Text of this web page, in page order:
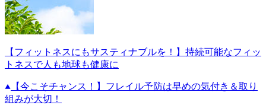
【フィットネスにもサスティナブルを！】持続可能なフィッ
トネスで人も地球も健康に
【今こそチャンス！】フレイル予防は早めの気付き＆取り
組みが大切！